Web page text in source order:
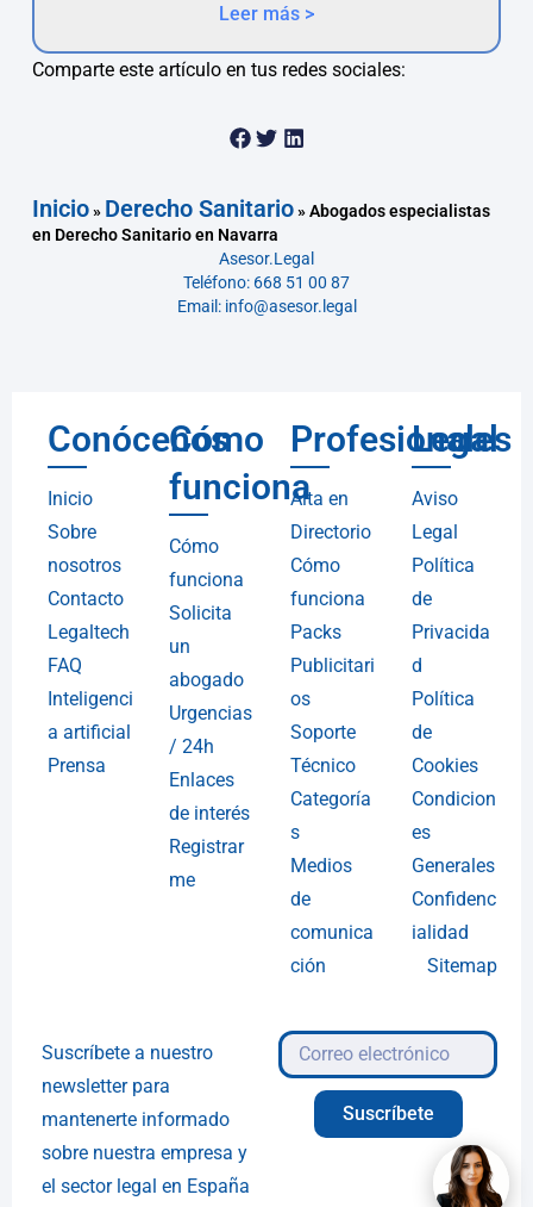
Leer más >
Comparte este artículo en tus redes sociales:
Inicio» Derecho Sanitario»Abogados especialistas
en Derecho Sanitario en Navarra
Asesor.Legal
Teléfono: 668 51 00 87
Email: info@asesor.legal
Conócenos
Inicio
Sobre
nosotros
Contacto
Legaltech
FAQ
Inteligenci
a artificial
Prensa
Cómo
funciona
Cómo
funciona
Solicita
un
abogado
Urgencias
/ 24h
Enlaces
de interés
Registrar
me
Profesionales
Alta en
Directorio
Cómo
funciona
Packs
Publicitari
os
Soporte
Técnico
Categoría
s
Medios
de
comunica
ción
Legal
Aviso
Legal
Política
de
Privacida
d
Política
de
Cookies
Condicion
es
Generales
Confidenc
ialidad
Sitemap
Suscríbete a nuestro
newsletter para
mantenerte informado
sobre nuestra empresa y
el sector legal en España
Suscríbete